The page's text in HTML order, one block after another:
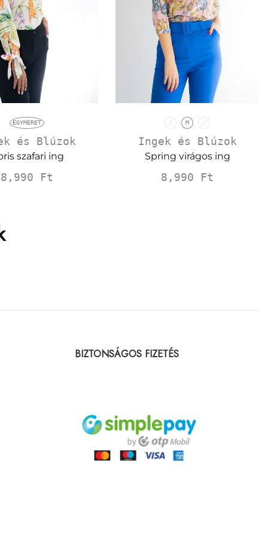
EGYMÉRET
és Blúzok
szafari ing
8,990 Ft
S M L
Ingek és Blúzok
Spring virágos ing
8,990 Ft
BIZTONSÁGOS FIZETÉS